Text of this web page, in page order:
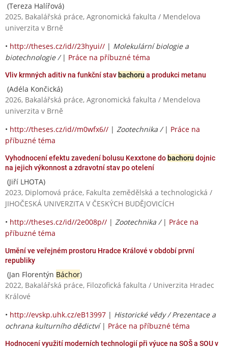
(Tereza Halířová)
2025, Bakalářská práce, Agronomická fakulta / Mendelova
univerzita v Brně
• http://theses.cz/id//23hyui// | Molekulární biologie a
biotechnologie / | Práce na příbuzné téma
Vliv krmných aditiv na funkční stav bachoru a produkci metanu
(Adéla Končická)
2026, Bakalářská práce, Agronomická fakulta / Mendelova
univerzita v Brně
• http://theses.cz/id//m0wfx6// | Zootechnika / | Práce na
příbuzné téma
Vyhodnocení efektu zavedení bolusu Kexxtone do bachoru dojnic
na jejich výkonnost a zdravotní stav po otelení
(Jiří LHOTA)
2023, Diplomová práce, Fakulta zemědělská a technologická /
JIHOČESKÁ UNIVERZITA V ČESKÝCH BUDĚJOVICÍCH
• http://theses.cz/id//2e008p// | Zootechnika / | Práce na
příbuzné téma
Umění ve veřejném prostoru Hradce Králové v období první
republiky
(Jan Florentýn Báchor)
2022, Bakalářská práce, Filozofická fakulta / Univerzita Hradec
Králové
• http://evskp.uhk.cz/eB13997 | Historické vědy / Prezentace a
ochrana kulturního dědictví| Práce na příbuzné téma
Hodnocení využití moderních technologií při výuce na SOŠ a SOU v